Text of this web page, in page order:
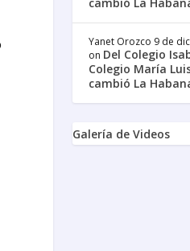
Yanet Orozco 9 de
on Del Colegio
Colegio María
cambió La
Galería de Videos